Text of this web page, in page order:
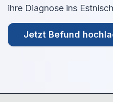
ihre Diagnose ins Estnisch
Jetzt Befund